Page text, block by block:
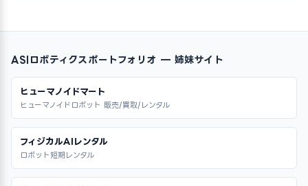
ASIロボティクスポートフォリオ — 姉妹サイト
ヒューマノイドマート
ヒューマノイドロボット 販売/買取/レンタル
フィジカルAIレンタル
ロボット短期レンタル